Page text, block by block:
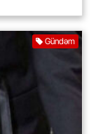
Gündəm